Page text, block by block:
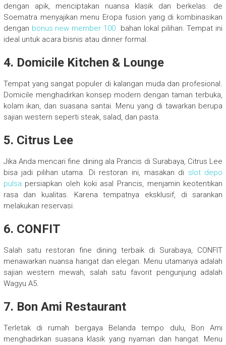
dengan apik, menciptakan nuansa klasik dan berkelas. de
Soematra menyajikan menu Eropa fusion yang di kombinasikan
dengan bonus new member 100 bahan lokal pilihan. Tempat ini
ideal untuk acara bisnis atau dinner formal.
4. Domicile Kitchen & Lounge
Tempat yang sangat populer di kalangan muda dan profesional.
Domicile menghadirkan konsep modern dengan taman terbuka,
kolam ikan, dan suasana santai. Menu yang di tawarkan berupa
sajian western seperti steak, salad, dan pasta.
5. Citrus Lee
Jika Anda mencari fine dining ala Prancis di Surabaya, Citrus Lee
bisa jadi pilihan utama. Di restoran ini, masakan di slot depo
pulsa persiapkan oleh koki asal Prancis, menjamin keotentikan
rasa dan kualitas. Karena tempatnya eksklusif, di sarankan
melakukan reservasi.
6. CONFIT
Salah satu restoran fine dining terbaik di Surabaya, CONFIT
menawarkan nuansa hangat dan elegan. Menu utamanya adalah
sajian western mewah, salah satu favorit pengunjung adalah
Wagyu A5.
7. Bon Ami Restaurant
Terletak di rumah bergaya Belanda tempo dulu, Bon Ami
menghadirkan suasana klasik yang nyaman dan hangat. Menu